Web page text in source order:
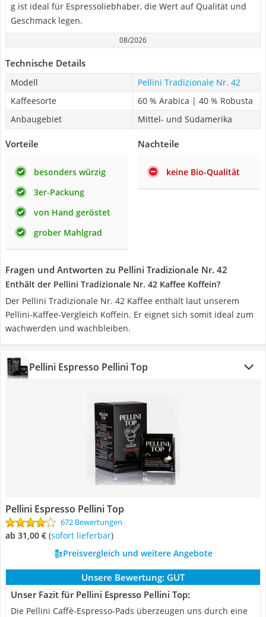
g ist ideal für Espressoliebhaber, die Wert auf Qualität und
Geschmack legen.
08/2026
Technische Details
Modell
Pellini Tradizionale Nr. 42
Kaffeesorte
60 % Arabica | 40 % Robusta
Anbaugebiet
Mittel- und Südamerika
Vorteile
besonders würzig
3er-Packung
von Hand geröstet
grober Mahlgrad
Nachteile
keine Bio-Qualität
Fragen und Antworten zu Pellini Tradizionale Nr. 42
Enthält der Pellini Tradizionale Nr. 42 Kaffee Koffein?
Der Pellini Tradizionale Nr. 42 Kaffee enthält laut unserem
Pellini-Kaffee-Vergleich Koffein. Er eignet sich somit ideal zum
wachwerden und wachbleiben.
Pellini Espresso Pellini Top
Pellini Espresso Pellini Top
672 Bewertungen
ab 31,00 € ( Sofort lieferbar)
Preisvergleich und weitere Angebote
Unsere Bewertung: GUT
Unser Fazit für Pellini Espresso Pellini Top:
Die Pellini Caffè-Espresso-Pads überzeugen uns durch eine